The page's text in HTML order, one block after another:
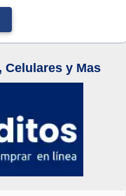
y Mas